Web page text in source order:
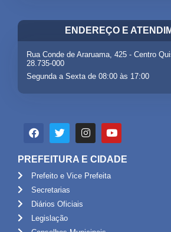
ENDEREÇO E
Rua Conde de Araruama, 425 - Centro
28.735-000
Segunda a Sexta de 08:00 às 17:00
PREFEITURA E CIDADE
Prefeito e Vice Prefeita
Secretarias
Diários Oficiais
Legislação